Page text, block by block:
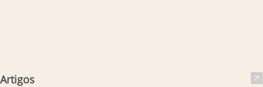
Artigos